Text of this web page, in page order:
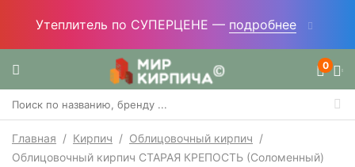
Утеплитель по СУПЕРЦЕНЕ — подробнее
0
Главная / Кирпич / Облицовочный кирпич /
Облицовочный кирпич СТАРАЯ КРЕПОСТЬ (Соломенный)